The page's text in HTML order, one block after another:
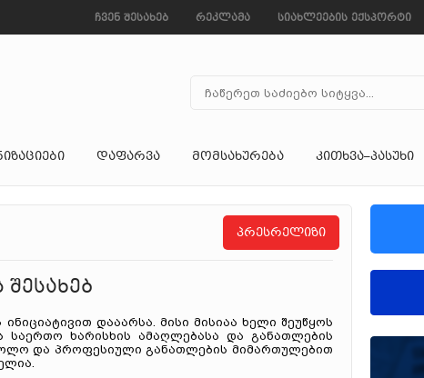
ჩვენ შესახებ რეკლამა სიახლეების ექსპორტი
ᲓᲐᲤᲐᲠᲕᲐ ᲛᲝᲛᲡᲐᲮᲣᲠᲔᲑᲐ ᲙᲘᲗᲮᲕᲐ–ᲞᲐᲡᲣᲮᲘ
პრესრელიზი
დააარსა. მისი მისიაა ხელი შეუწყოს
საერთო ხარისხის ამაღლებასა და განათლების
და პროფესიული განათლების მიმართულებით